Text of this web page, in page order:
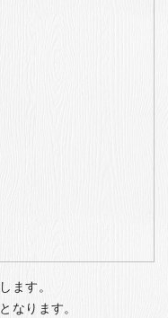
ます。
なります。